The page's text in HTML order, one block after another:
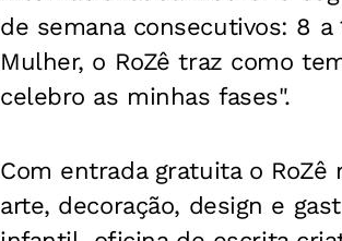
de semana consecutivos: 8 a
Mulher, o RoZê traz como
celebro as minhas fases".
Com entrada gratuita o
arte, decoração, design e